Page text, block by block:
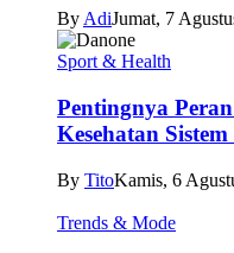
ByAdiJumat, 7
Sport & Health
Pentingnya
Kesehatan
By TitoKamis, 6
Trends & Mode